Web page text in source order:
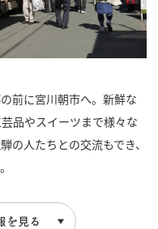
前に宮川朝市へ。新鮮な
品やスイーツまで様々な
の人たちとの交流もでき、
を見る